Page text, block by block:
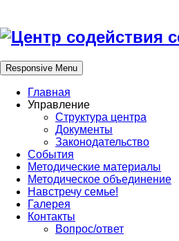
Responsive Menu
Главная
Управление
Структура центра
Документы
Законодательство
События
Методические материалы
Методическое объединение
Навстречу семье!
Галерея
Контакты
Вопрос/ответ